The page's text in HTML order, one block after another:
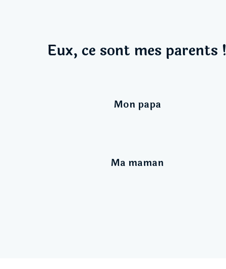
Eux, ce sont mes parents !
Mon papa
Ma maman